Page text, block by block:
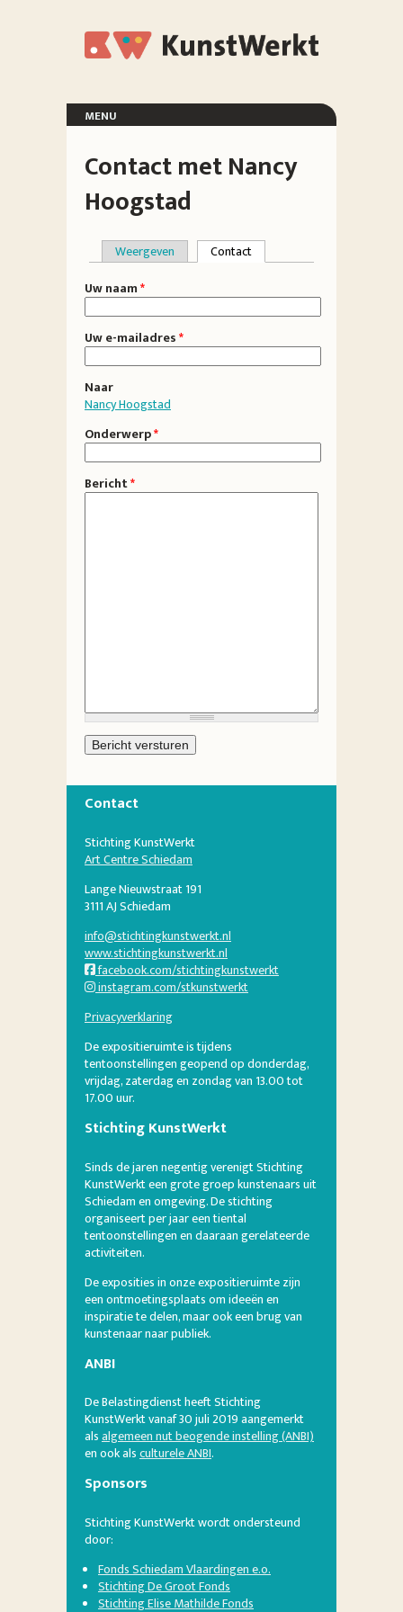
KunstWerkt
menu
exposities
organisatie
deelnemers
locatie
Contact met Nancy
Hoogstad
Primaire tabs
Weergeven Contact
Uw naam*
Uw e-mailadres*
Naar
Nancy Hoogstad
Onderwerp*
Bericht*
Contact
Stichting KunstWerkt
Art Centre Schiedam
Lange Nieuwstraat 191
3111 AJ Schiedam
info@stichtingkunstwerkt.nl
www.stichtingkunstwerkt.nl
facebook.com/stichtingkunstwerkt
instagram.com/stkunstwerkt
Privacyverklaring
De expositieruimte is tijdens
tentoonstellingen geopend op donderdag,
vrijdag, zaterdag en zondag van 13.00 tot
17.00 uur.
Stichting KunstWerkt
Sinds de jaren negentig verenigt Stichting
KunstWerkt een grote groep kunstenaars uit
Schiedam en omgeving. De stichting
organiseert per jaar een tiental
tentoonstellingen en daaraan gerelateerde
activiteiten.
De exposities in onze expositieruimte zijn
een ontmoetingsplaats om ideeën en
inspiratie te delen, maar ook een brug van
kunstenaar naar publiek.
ANBI
De Belastingdienst heeft Stichting
KunstWerkt vanaf 30 juli 2019 aangemerkt
alsalgemeen nut beogende instelling (ANBI)
en ook alsculturele ANBI.
Sponsors
Stichting KunstWerkt wordt ondersteund
door:
Fonds Schiedam Vlaardingen e.o.
Stichting De Groot Fonds
Stichting Elise Mathilde Fonds